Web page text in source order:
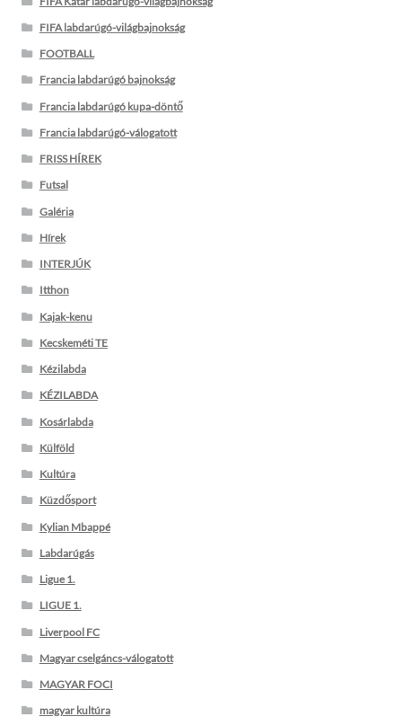
FIFA labdarúgó-világbajnokság
FOOTBALL
Francia labdarúgó bajnokság
Francia labdarúgó kupa-döntő
Francia labdarúgó-válogatott
FRISS HÍREK
Futsal
Galéria
Hírek
INTERJÚK
Itthon
Kajak-kenu
Kecskeméti TE
Kézilabda
KÉZILABDA
Kosárlabda
Külföld
Kultúra
Küzdősport
Kylian Mbappé
Labdarúgás
Ligue 1.
LIGUE 1.
Liverpool FC
Magyar cselgáncs-válogatott
MAGYAR FOCI
magyar kultúra